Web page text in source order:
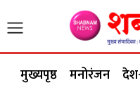
मुख्यपृष्ठ मनोरंजन